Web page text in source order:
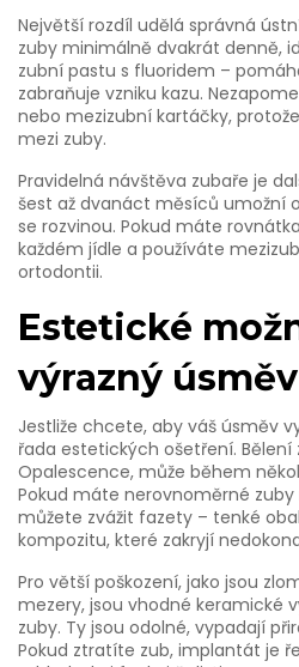
Největší rozdíl udělá správná
zuby minimálně dvakrát denně,
zubní pastu s fluoridem –
zabraňuje vzniku kazu.
nebo mezizubní kartáčky,
mezi zuby.
Pravidelná návštěva zubaře je
šest až dvanáct měsíců umožní
se rozvinou. Pokud máte
každém jídle a používáte
ortodontii.
Estetické
výrazný úsměv
Jestliže chcete, aby váš úsměv
řada estetických ošetření.
Opalescence, může během
Pokud máte nerovnoměrné zuby
můžete zvážit fazety – tenké
kompozitu, které zakryjí
Pro větší poškození, jako jsou
mezery, jsou vhodné keramické
zuby. Ty jsou odolné, vypadají
Pokud ztratíte zub, implantát je